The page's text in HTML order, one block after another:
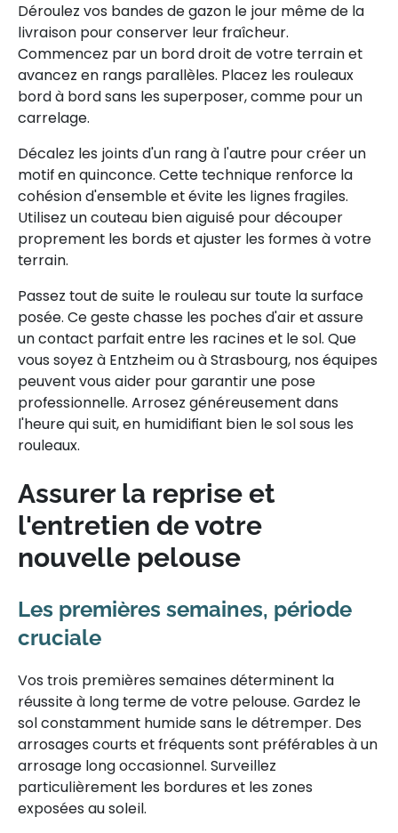
Déroulez vos bandes de gazon le jour même de la
livraison pour conserver leur fraîcheur.
Commencez par un bord droit de votre terrain et
avancez en rangs parallèles. Placez les rouleaux
bord à bord sans les superposer, comme pour un
carrelage.
Décalez les joints d'un rang à l'autre pour créer un
motif en quinconce. Cette technique renforce la
cohésion d'ensemble et évite les lignes fragiles.
Utilisez un couteau bien aiguisé pour découper
proprement les bords et ajuster les formes à votre
terrain.
Passez tout de suite le rouleau sur toute la surface
posée. Ce geste chasse les poches d'air et assure
un contact parfait entre les racines et le sol. Que
vous soyez à Entzheim ou à Strasbourg, nos équipes
peuvent vous aider pour garantir une pose
professionnelle. Arrosez généreusement dans
l'heure qui suit, en humidifiant bien le sol sous les
rouleaux.
Assurer la reprise et
l'entretien de votre
nouvelle pelouse
Les premières semaines, période
cruciale
Vos trois premières semaines déterminent la
réussite à long terme de votre pelouse. Gardez le
sol constamment humide sans le détremper. Des
arrosages courts et fréquents sont préférables à un
arrosage long occasionnel. Surveillez
particulièrement les bordures et les zones
exposées au soleil.